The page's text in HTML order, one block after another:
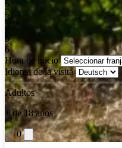
2
3
4
5
6
Hora de inicio
Idioma de la visita
Adultos
+ de 18 años
0